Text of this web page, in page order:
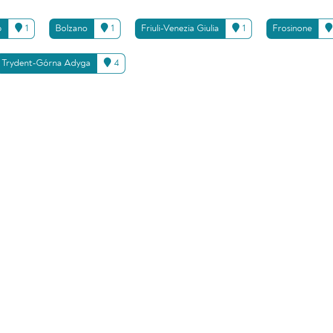
1 Bolzano 1 Friuli-Venezia Giulia 1 Frosinone
Trydent-Górna Adyga 4